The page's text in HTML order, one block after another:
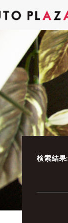
検索結果: